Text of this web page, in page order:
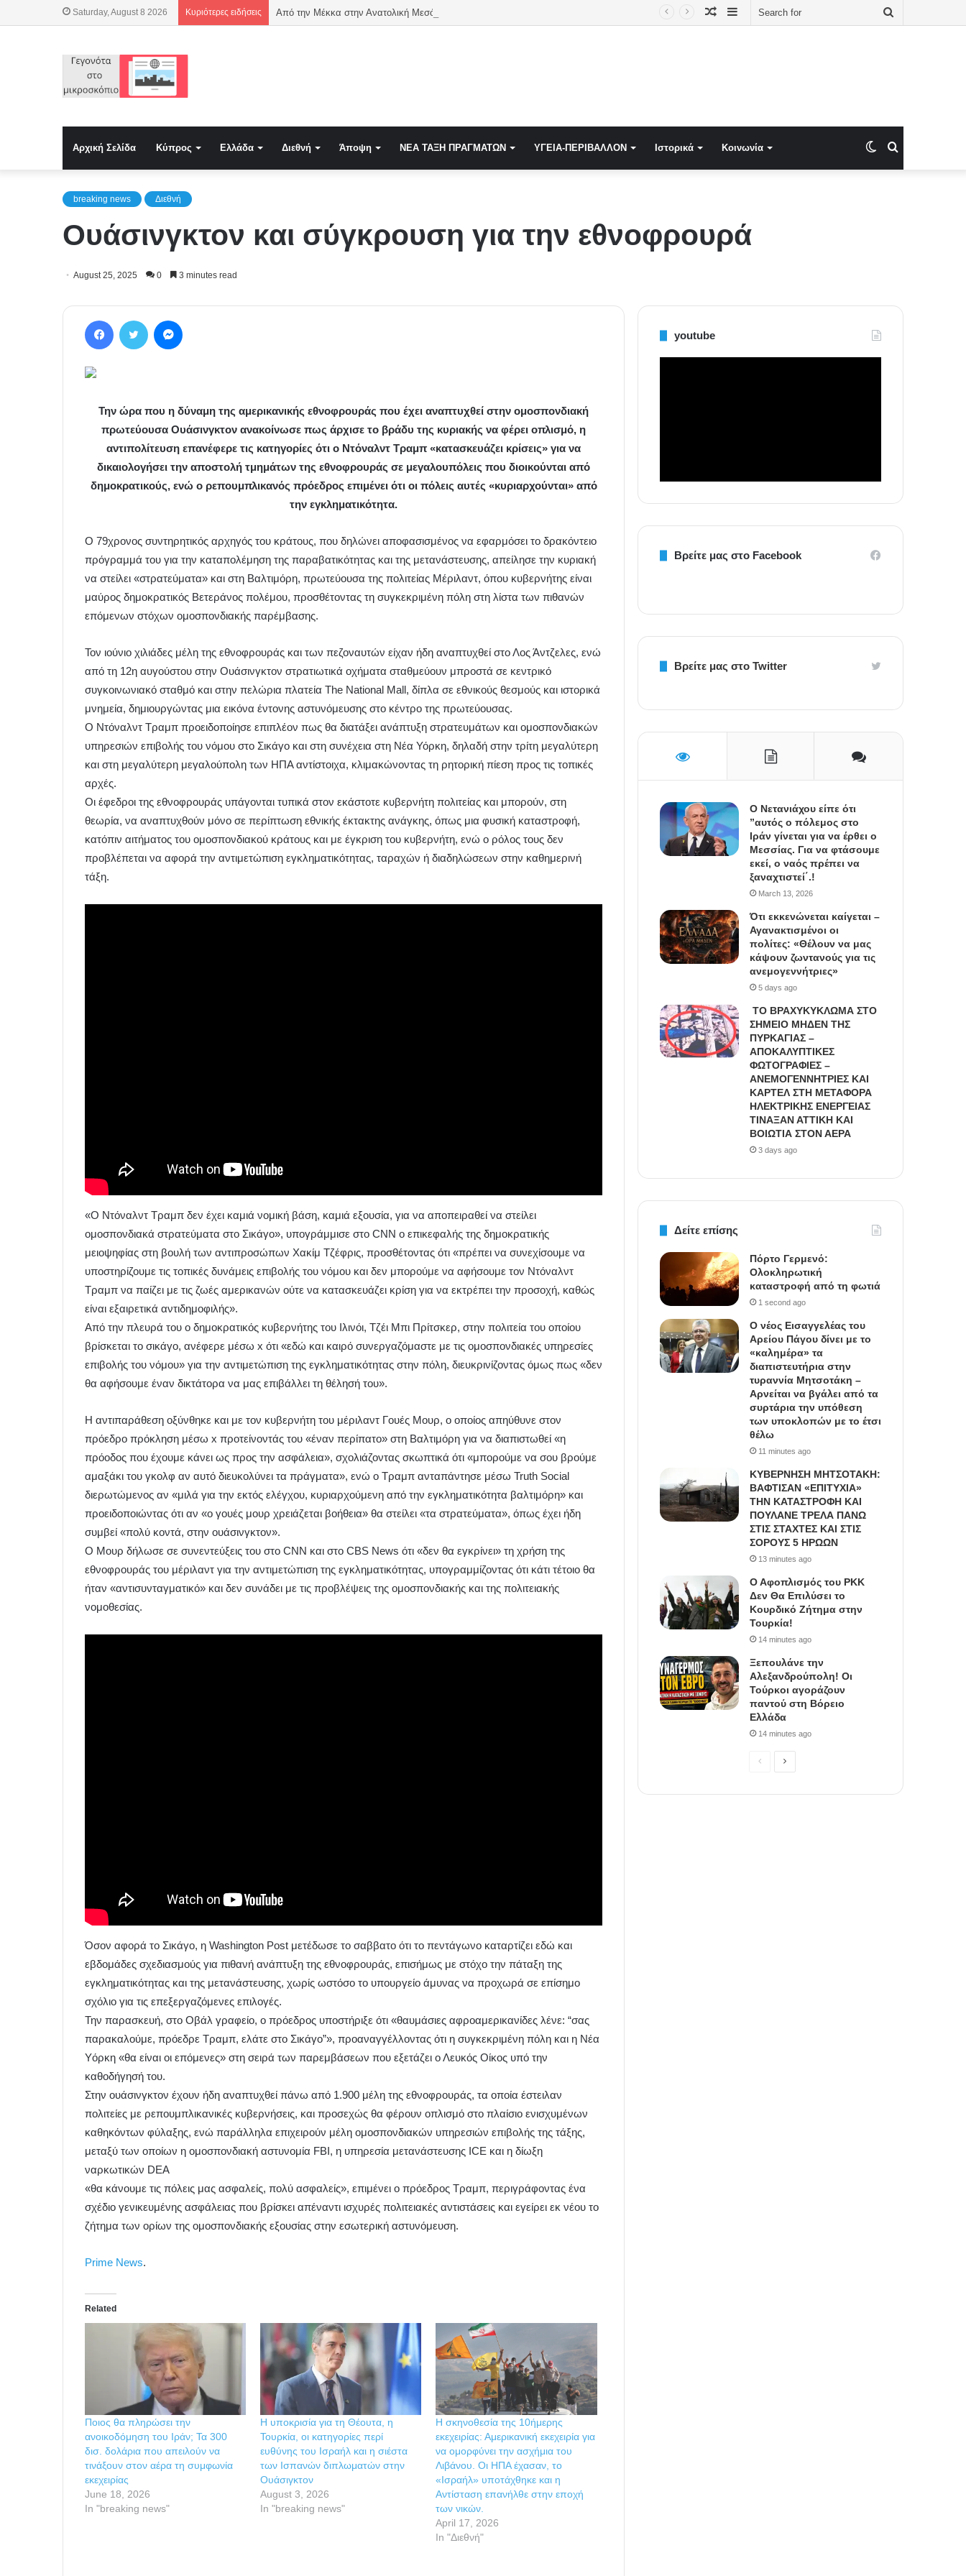
Saturday, August 8 2026 Κυριότερες ειδήσεις Sidebar
Random
Αρχική Σελίδα Κύπρος Ελλάδα Διεθνή Άποψη NEA TAΞΗ ΠΡΑΓΜΑΤΩΝ ΥΓΕΙΑ-ΠΕΡΙΒΑΛΛΟΝ Ιστορικά Κοινωνία Switch
breaking news Διεθνή
Ουάσινγκτον και σύγκρουση για την εθνοφρουρά
August 25, 2025 0 3 minutes read
Την ώρα που η δύναμη της αμερικανικής εθνοφρουράς που έχει αναπτυχθεί στην ομοσπονδιακή
πρωτεύουσα Ουάσινγκτον ανακοίνωσε πως άρχισε το βράδυ της κυριακής να φέρει οπλισμό, η
αντιπολίτευση επανέφερε τις κατηγορίες ότι ο Ντόναλντ Τραμπ «κατασκευάζει κρίσεις» για να
δικαιολογήσει την αποστολή τμημάτων της εθνοφρουράς σε μεγαλουπόλεις που διοικούνται από
δημοκρατικούς, ενώ ο ρεπουμπλικανός πρόεδρος επιμένει ότι οι πόλεις αυτές «κυριαρχούνται» από
την εγκληματικότητα.
Ο 79χρονος συντηρητικός αρχηγός του κράτους, που δηλώνει αποφασισμένος να εφαρμόσει το δρακόντειο
πρόγραμμά του για την καταπολέμηση της παραβατικότητας και της μετανάστευσης, απείλησε την κυριακή
να στείλει «στρατεύματα» και στη Βαλτιμόρη, πρωτεύουσα της πολιτείας Μέριλαντ, όπου κυβερνήτης είναι
μαύρος δημοκρατικός Βετεράνος πολέμου, προσθέτοντας τη συγκεκριμένη πόλη στη λίστα των πιθανών
επόμενων στόχων ομοσπονδιακής παρέμβασης.
Τον ιούνιο χιλιάδες μέλη της εθνοφρουράς και των πεζοναυτών είχαν ήδη αναπτυχθεί στο Λος Άντζελες, ενώ
από τη 12η αυγούστου στην Ουάσινγκτον στρατιωτικά οχήματα σταθμεύουν μπροστά σε κεντρικό
συγκοινωνιακό σταθμό και στην πελώρια πλατεία The National Mall, δίπλα σε εθνικούς θεσμούς και ιστορικά
μνημεία, δημιουργώντας μια εικόνα έντονης αστυνόμευσης στο κέντρο της πρωτεύουσας.
Ο Ντόναλντ Τραμπ προειδοποίησε επιπλέον πως θα διατάξει ανάπτυξη στρατευμάτων και ομοσπονδιακών
υπηρεσιών επιβολής του νόμου στο Σικάγο και στη συνέχεια στη Νέα Υόρκη, δηλαδή στην τρίτη μεγαλύτερη
και στη μεγαλύτερη μεγαλούπολη των ΗΠΑ αντίστοιχα, κλιμακώνοντας τη ρητορική πίεση προς τις τοπικές
αρχές.
Οι έφεδροι της εθνοφρουράς υπάγονται τυπικά στον εκάστοτε κυβερνήτη πολιτείας και μπορούν, στη
θεωρία, να αναπτυχθούν μόνο σε περίπτωση εθνικής έκτακτης ανάγκης, όπως μια φυσική καταστροφή,
κατόπιν αιτήματος του ομοσπονδιακού κράτους και με έγκριση του κυβερνήτη, ενώ ο ρόλος τους δεν
προβλέπεται να αφορά την αντιμετώπιση εγκληματικότητας, ταραχών ή διαδηλώσεων στην καθημερινή
τάξη.
«Ο Ντόναλντ Τραμπ δεν έχει καμιά νομική βάση, καμιά εξουσία, για να αποπειραθεί να στείλει
ομοσπονδιακά στρατεύματα στο Σικάγο», υπογράμμισε στο CNN ο επικεφαλής της δημοκρατικής
μειοψηφίας στη βουλή των αντιπροσώπων Χακίμ Τζέφρις, προσθέτοντας ότι «πρέπει να συνεχίσουμε να
υποστηρίζουμε τις τοπικές δυνάμεις επιβολής του νόμου και δεν μπορούμε να αφήσουμε τον Ντόναλντ
Τραμπ να παίζει με τις ζωές αμερικανών ούτε να κατασκευάζει κρίση για να εκτρέπει την προσοχή, καθώς
είναι εξαιρετικά αντιδημοφιλής».
Από την πλευρά του ο δημοκρατικός κυβερνήτης του Ιλινόι, Τζέι Μπι Πρίτσκερ, στην πολιτεία του οποίου
βρίσκεται το σικάγο, ανέφερε μέσω x ότι «εδώ και καιρό συνεργαζόμαστε με τις ομοσπονδιακές υπηρεσίες
επιβολής του νόμου» για την αντιμετώπιση της εγκληματικότητας στην πόλη, διευκρινίζοντας όμως πως «δεν
θα αφήσουμε έναν δικτάτορα να μας επιβάλλει τη θέλησή του».
Η αντιπαράθεση οξύνθηκε και με τον κυβερνήτη του μέριλαντ Γουές Μουρ, ο οποίος απηύθυνε στον
πρόεδρο πρόκληση μέσω x προτείνοντάς του «έναν περίπατο» στη Βαλτιμόρη για να διαπιστωθεί «η
πρόοδος που έχουμε κάνει ως προς την ασφάλεια», σχολιάζοντας σκωπτικά ότι «μπορούμε να σου βρούμε
αμαξάκι του γκολφ αν αυτό διευκολύνει τα πράγματα», ενώ ο Τραμπ ανταπάντησε μέσω Truth Social
διερωτώμενος αν «μιλά για την εκτός ελέγχου, κυριαρχούμενη από την εγκληματικότητα βαλτιμόρη» και
προειδοποιώντας ότι αν «ο γουές μουρ χρειάζεται βοήθεια» θα στείλει «τα στρατεύματα», όπως έχει ήδη
συμβεί «πολύ κοντά, στην ουάσινγκτον».
Ο Μουρ δήλωσε σε συνεντεύξεις του στο CNN και στο CBS News ότι «δεν θα εγκρίνει» τη χρήση της
εθνοφρουράς του μέριλαντ για την αντιμετώπιση της εγκληματικότητας, υπογραμμίζοντας ότι κάτι τέτοιο θα
ήταν «αντισυνταγματικό» και δεν συνάδει με τις προβλέψεις της ομοσπονδιακής και της πολιτειακής
νομοθεσίας.
Όσον αφορά το Σικάγο, η Washington Post μετέδωσε το σαββατο ότι το πεντάγωνο καταρτίζει εδώ και
εβδομάδες σχεδιασμούς για πιθανή ανάπτυξη της εθνοφρουράς, επισήμως με στόχο την πάταξη της
εγκληματικότητας και της μετανάστευσης, χωρίς ωστόσο το υπουργείο άμυνας να προχωρά σε επίσημο
σχόλιο για τις επεξεργαζόμενες επιλογές.
Την παρασκευή, στο Οβάλ γραφείο, ο πρόεδρος υποστήριξε ότι «θαυμάσιες αφροαμερικανίδες λένε: “σας
παρακαλούμε, πρόεδρε Τραμπ, ελάτε στο Σικάγο”», προαναγγέλλοντας ότι η συγκεκριμένη πόλη και η Νέα
Yόρκη «θα είναι οι επόμενες» στη σειρά των παρεμβάσεων που εξετάζει ο Λευκός Οίκος υπό την
καθοδήγησή του.
Στην ουάσινγκτον έχουν ήδη αναπτυχθεί πάνω από 1.900 μέλη της εθνοφρουράς, τα οποία έστειλαν
πολιτείες με ρεπουμπλικανικές κυβερνήσεις, και προσεχώς θα φέρουν οπλισμό στο πλαίσιο ενισχυμένων
καθηκόντων φύλαξης, ενώ παράλληλα επιχειρούν μέλη ομοσπονδιακών υπηρεσιών επιβολής της τάξης,
μεταξύ των οποίων η ομοσπονδιακή αστυνομία FBI, η υπηρεσία μετανάστευσης ICE και η δίωξη
ναρκωτικών DEA
«θα κάνουμε τις πόλεις μας ασφαλείς, πολύ ασφαλείς», επιμένει ο πρόεδρος Tραμπ, περιγράφοντας ένα
σχέδιο γενικευμένης ασφάλειας που βρίσκει απέναντι ισχυρές πολιτειακές αντιστάσεις και εγείρει εκ νέου το
ζήτημα των ορίων της ομοσπονδιακής εξουσίας στην εσωτερική αστυνόμευση.
Prime News.
Related
Ποιος θα πληρώσει την
ανοικοδόμηση του Ιράν; Τα 300
δισ. δολάρια που απειλούν να
τινάξουν στον αέρα τη συμφωνία
εκεχειρίας
June 18, 2026
In "breaking news"
Η υποκρισία για τη Θέουτα, η
Τουρκία, οι κατηγορίες περί
ευθύνης του Ισραήλ και η σιέστα
των Ισπανών διπλωματών στην
Ουάσιγκτον
August 3, 2026
In "breaking news"
Η σκηνοθεσία της 10ήμερης
εκεχειρίας: Αμερικανική εκεχειρία για
να ομορφύνει την ασχήμια του
Λιβάνου. Οι ΗΠΑ έχασαν, το
«Ισραήλ» υποτάχθηκε και η
Αντίσταση επανήλθε στην εποχή
των νικών.
April 17, 2026
In "Διεθνή"
youtube
Βρείτε μας στο Facebook
Βρείτε μας στο Twitter
Ο Νετανιάχου είπε ότι
”αυτός ο πόλεμος στο
Ιράν γίνεται για να έρθει ο
Μεσσίας. Για να φτάσουμε
εκεί, ο ναός πρέπει να
ξαναχτιστεί΄.!
March 13, 2026
Ότι εκκενώνεται καίγεται –
Αγανακτισμένοι οι
πολίτες: «Θέλουν να μας
κάψουν ζωντανούς για τις
ανεμογεννήτριες»
5 days ago
ΤΟ ΒΡΑΧΥΚΥΚΛΩΜΑ ΣΤΟ
ΣΗΜΕΙΟ ΜΗΔΕΝ ΤΗΣ
ΠΥΡΚΑΓΙΑΣ –
ΑΠΟΚΑΛΥΠΤΙΚΕΣ
ΦΩΤΟΓΡΑΦΙΕΣ –
ΑΝΕΜΟΓΕΝΝΗΤΡΙΕΣ ΚΑΙ
ΚΑΡΤΕΛ ΣΤΗ ΜΕΤΑΦΟΡΑ
ΗΛΕΚΤΡΙΚΗΣ ΕΝΕΡΓΕΙΑΣ
ΤΙΝΑΞΑΝ ΑΤΤΙΚΗ ΚΑΙ
ΒΟΙΩΤΙΑ ΣΤΟΝ ΑΕΡΑ
3 days ago
Δείτε επίσης
Πόρτο Γερμενό:
Ολοκληρωτική
καταστροφή από τη φωτιά
1 second ago
Ο νέος Εισαγγελέας του
Αρείου Πάγου δίνει με το
«καλημέρα» τα
διαπιστευτήρια στην
τυραννία Μητσοτάκη –
Αρνείται να βγάλει από τα
συρτάρια την υπόθεση
των υποκλοπών με το έτσι
θέλω
11 minutes ago
ΚΥΒΕΡΝΗΣΗ ΜΗΤΣΟΤΑΚΗ:
ΒΑΦΤΙΣΑΝ «ΕΠΙΤΥΧΙΑ»
ΤΗΝ ΚΑΤΑΣΤΡΟΦΗ ΚΑΙ
ΠΟΥΛΑΝΕ ΤΡΕΛΑ ΠΑΝΩ
ΣΤΙΣ ΣΤΑΧΤΕΣ ΚΑΙ ΣΤΙΣ
ΣΟΡΟΥΣ 5 ΗΡΩΩΝ
13 minutes ago
Ο Αφοπλισμός του PKK
Δεν Θα Επιλύσει το
Κουρδικό Ζήτημα στην
Τουρκία!
14 minutes ago
Ξεπουλάνε την
Αλεξανδρούπολη! Οι
Τούρκοι αγοράζουν
παντού στη Βόρειο
Ελλάδα
14 minutes ago